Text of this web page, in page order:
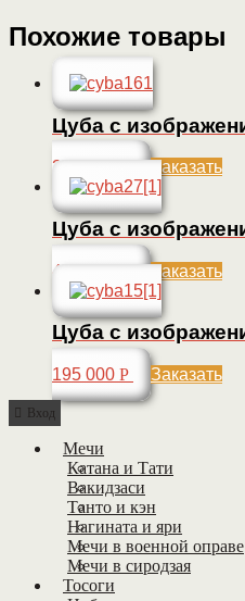
Похожие товары
Цуба с
390 000Р Заказать
Цуба с
470 000Р Заказать
Цуба с
195 000 Р Заказать
Вход
Мечи
Катана и Тати
Вакидзаси
Танто и кэн
Нагината и яри
Мечи в военной оправе
Мечи в сиродзая
Тосоги